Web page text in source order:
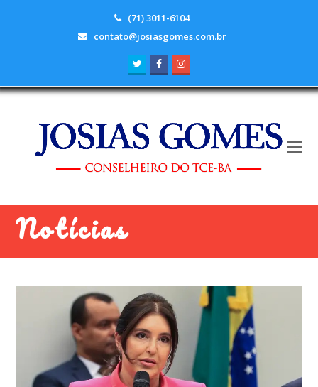
(71) 3011-6104
contato@josiasgomes.com.br
TwitterFacebook
Notícias